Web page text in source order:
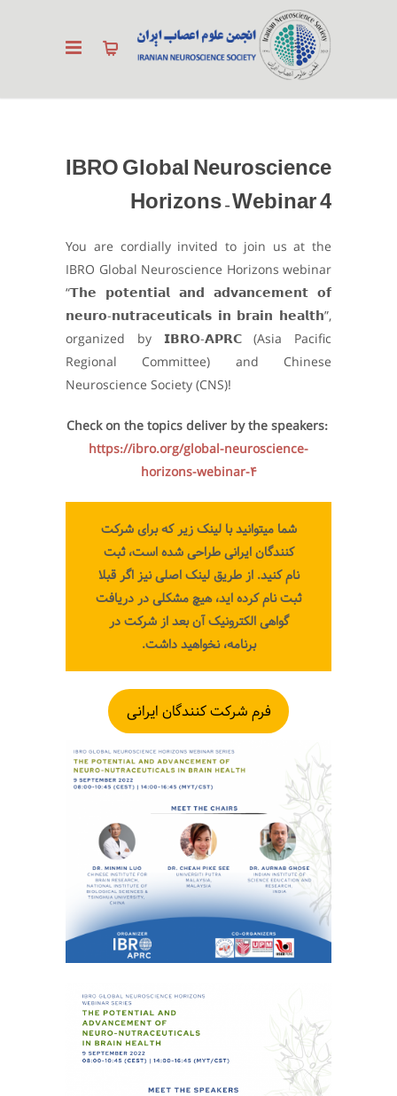
IBRO Global Neuroscience
Horizons – Webinar 4
You are cordially invited to join us at the
IBRO Global Neuroscience Horizons webinar
“𝗧𝗵𝗲 𝗽𝗼𝘁𝗲𝗻𝘁𝗶𝗮𝗹 𝗮𝗻𝗱 𝗮𝗱𝘃𝗮𝗻𝗰𝗲𝗺𝗲𝗻𝘁 𝗼𝗳
𝗻𝗲𝘂𝗿𝗼-𝗻𝘂𝘁𝗿𝗮𝗰𝗲𝘂𝘁𝗶𝗰𝗮𝗹𝘀 𝗶𝗻 𝗯𝗿𝗮𝗶𝗻 𝗵𝗲𝗮𝗹𝘁𝗵”,
organized by 𝗜𝗕𝗥𝗢-𝗔𝗣𝗥𝗖 (Asia Pacific
Regional Committee) and Chinese
Neuroscience Society (CNS)!
Check on the topics deliver by the speakers:
https://ibro.org/global-neuroscience-
horizons-webinar-4
شما میتوانید با لینک زیر که برای شرکت
کنندگان ایرانی طراحی شده است، ثبت
نام کنید. از طریق لینک اصلی نیز اگر قبلا
ثبت نام کرده اید، هیچ مشکلی در دریافت
گواهی الکترونیک آن بعد از شرکت در
برنامه، نخواهید داشت.
فرم شرکت کنندگان ایرانی